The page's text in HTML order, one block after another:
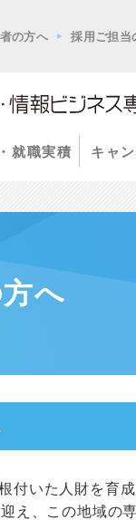
の方へ 採用ご担当
就職実積 キャ
へ
付いた人財を育成
え、この地域の